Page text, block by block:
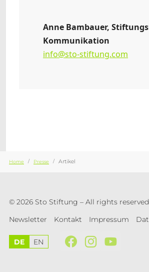
Anne Bambauer,
Kommunikation
info@sto-stiftung.com
Home Presse Artikel
© 2026 Sto Stiftung – All rights reserved
Newsletter
Kontakt Impressum
DE EN
FacebookInstagramYouTube